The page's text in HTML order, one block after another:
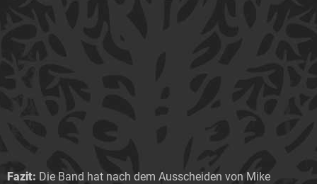
Fazit: Die Band hat nach dem Ausscheiden von Mike